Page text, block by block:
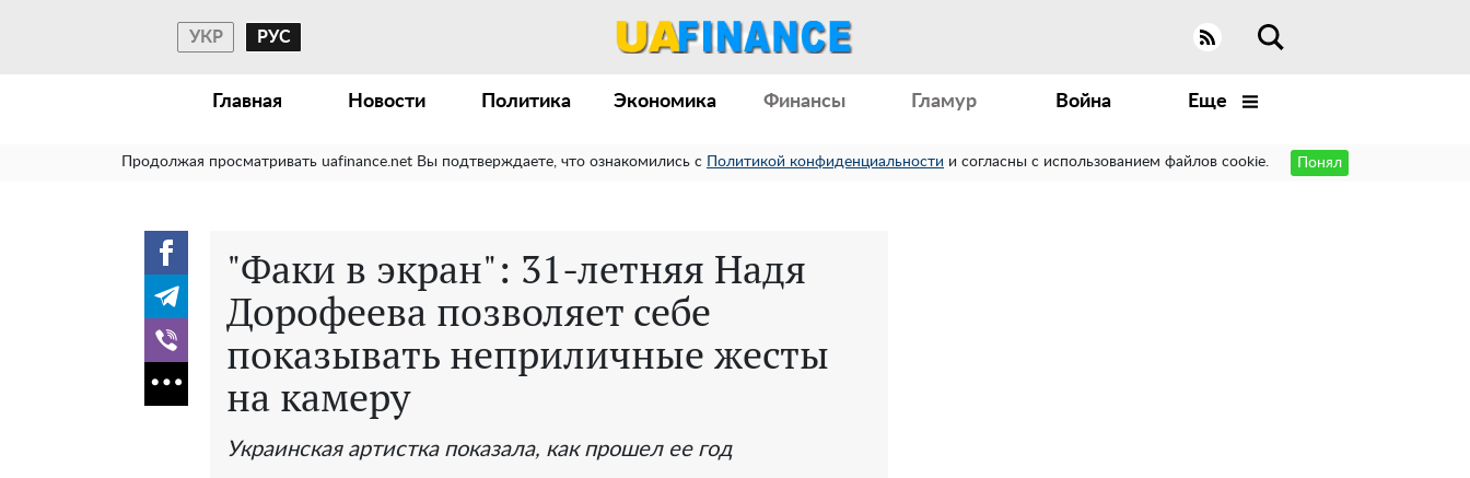
УКР РУС
Главная Новости Политика Экономика Финансы Гламур Война Еще
Продолжая просматривать uafinance.net Вы подтверждаете, что ознакомились с Политикой конфиденциальности и согласны с использованием файлов cookie. Понял
"Факи в экран": 31-летняя Надя
Дорофеева позволяет себе
показывать неприличные жесты
на камеру
Украинская артистка показала, как прошел ее год